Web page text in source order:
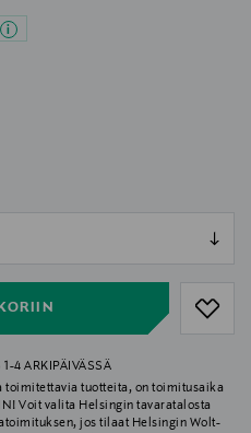
1-4 ARKIPÄIVÄSSÄ
toimitettavia tuotteita, on toimitusaika
Voit valita Helsingin tavaratalosta
jos tilaat Helsingin Wolt-